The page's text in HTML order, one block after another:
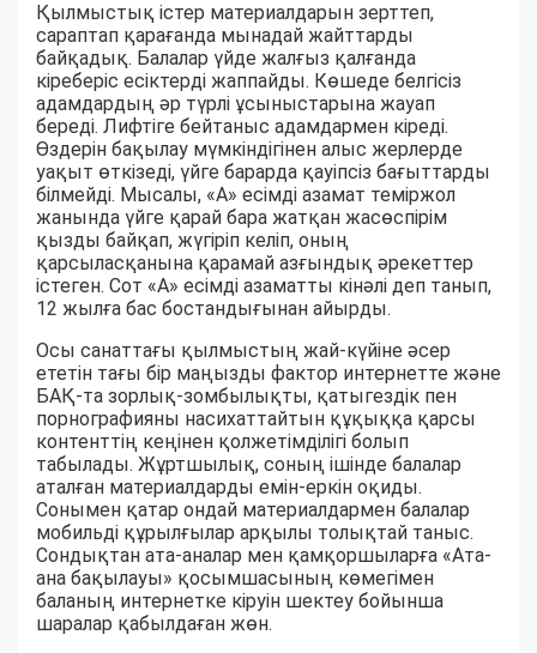
Қылмыстық істер материалдарын зерттеп,
сараптап қарағанда мынадай жайттарды
байқадық. Балалар үйде жалғыз қалғанда
кіреберіс есіктерді жаппайды. Көшеде белгісіз
адамдардың әр түрлі ұсыныстарына жауап
береді. Лифтіге бейтаныс адамдармен кіреді.
Өздерін бақылау мүмкіндігінен алыс жерлерде
уақыт өткізеді, үйге барарда қауіпсіз бағыттарды
білмейді. Мысалы, «А» есімді азамат теміржол
жанында үйге қарай бара жатқан жасөспірім
қызды байқап, жүгіріп келіп, оның
қарсыласқанына қарамай азғындық әрекеттер
істеген. Сот «А» есімді азаматты кінәлі деп танып,
12 жылға бас бостандығынан айырды.
Осы санаттағы қылмыстың жай-күйіне әсер
ететін тағы бір маңызды фактор интернетте және
БАҚ-та зорлық-зомбылықты, қатыгездік пен
порнографияны насихаттайтын құқыққа қарсы
контенттің кеңінен қолжетімділігі болып
табылады. Жұртшылық, соның ішінде балалар
аталған материалдарды емін-еркін оқиды.
Сонымен қатар ондай материалдармен балалар
мобильді құрылғылар арқылы толықтай таныс.
Сондықтан ата-аналар мен қамқоршыларға «Ата-
ана бақылауы» қосымшасының көмегімен
баланың интернетке кіруін шектеу бойынша
шаралар қабылдаған жөн.